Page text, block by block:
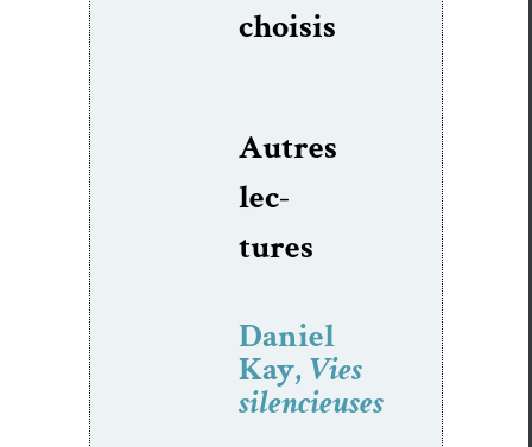
choi­sis
Autres
lec­
tures
Daniel
Kay,Vies
silencieuses